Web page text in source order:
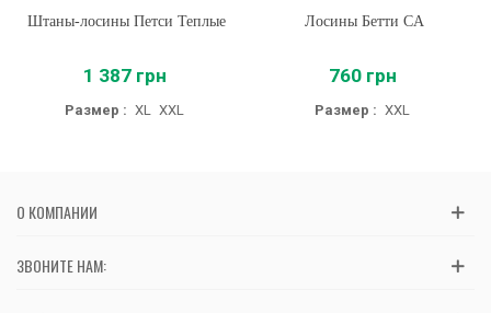
Штаны-лосины Петси Теплые
1 387 грн
Размер : XL XXL
Лосины Бетти CA
760 грн
Размер : XXL
О КОМПАНИИ
ЗВОНИТЕ НАМ: